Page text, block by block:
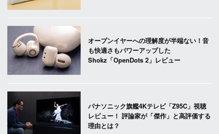
オープンイヤーへの理解度が半端ない！音
も快適さもパワーアップした
Shokz「OpenDots 2」レビュー
パナソニック旗艦4Kテレビ「Z95C」視聴
レビュー！ 評論家が「傑作」と高評価する
理由とは？